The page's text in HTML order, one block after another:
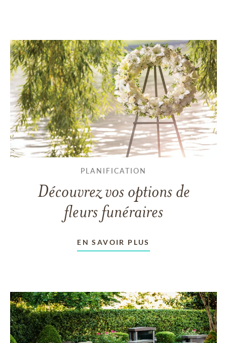
PLANIFICATION
Découvrez vos options de
fleurs funéraires
EN SAVOIR PLUS